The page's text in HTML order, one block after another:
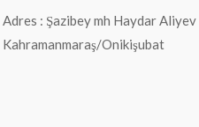
Adres : Şazibey mh Haydar
Kahramanmaraş/Onikişubat